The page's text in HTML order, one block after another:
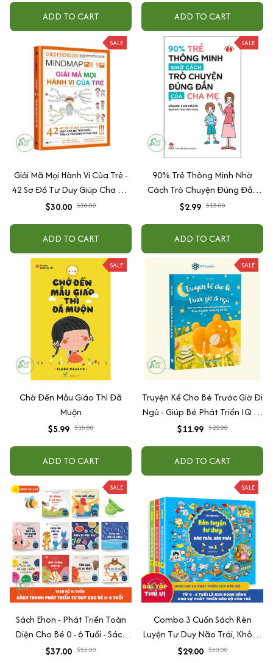
ADD TO CART ADD TO CART
SALE
Giải Mã Mọi Hành Vi Của Trẻ -
42 Sơ Đồ Tư Duy Giúp Cha Mẹ
Thấu Hiểu Tâm Lý Và Hành Vi
$30.00 $38.00
ADD TO CART
SALE
90% Trẻ Thông Minh Nhờ
Cách Trò Chuyện Đúng Đắn
Của Cha Mẹ
$2.99 $15.00
ADD TO CART
SALE
Chờ Đến Mẫu Giáo Thì Đã
Muộn
$5.99 $15.00
ADD TO CART
SALE
Truyện Kể Cho Bé Trước Giờ Đi
Ngủ - Giúp Bé Phát Triển IQ Và
EQ
$11.99 $22.00
ADD TO CART
SALE
Sách Ehon - Phát Triển Toàn
Diện Cho Bé 0 - 6 Tuổi - Sách
Song Ngữ Việt - Anh
$37.00 $55.00
SALE
Combo 3 Cuốn Sách Rèn
Luyện Tư Duy Não Trái, Không
Não Phải - Đánh Thức Tiềm
$29.00 $50.00